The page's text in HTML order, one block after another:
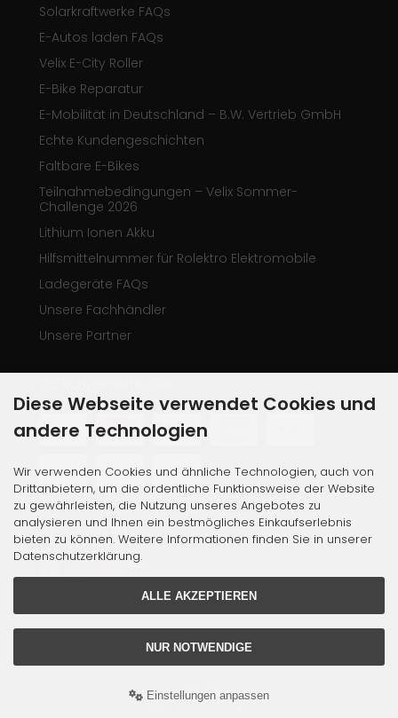
Solarkraftwerke FAQs
E-Autos laden FAQs
Velix E-City Roller
E-Bike Reparatur
E-Mobilität in Deutschland – B.W. Vertrieb GmbH
Echte Kundengeschichten
Faltbare E-Bikes
Teilnahmebedingungen – Velix Sommer-
Challenge 2026
Lithium Ionen Akku
Hilfsmittelnummer für Rolektro Elektromobile
Ladegeräte FAQs
Unsere Fachhändler
Unsere Partner
Social Media
entsprechen dem bisherigen Preis bei Shopbwidee.
Diese Webseite verwendet Cookies und
andere Technologien
Wir verwenden Cookies und ähnliche Technologien, auch von
Drittanbietern, um die ordentliche Funktionsweise der Website
zu gewährleisten, die Nutzung unseres Angebotes zu
analysieren und Ihnen ein bestmögliches Einkaufserlebnis
bieten zu können. Weitere Informationen finden Sie in unserer
Datenschutzerklärung.
ALLE AKZEPTIEREN
NUR NOTWENDIGE
Einstellungen anpassen